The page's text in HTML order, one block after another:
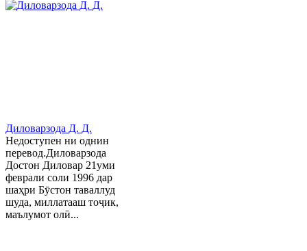
Диловарзода Д. Д.
Недоступен ни однин
перевод.Диловарзода
Достон Диловар 21уми
феврали соли 1996 дар
шаҳри Бӯстон таваллуд
шуда, миллатааш тоҷик,
маълумот олӣ...